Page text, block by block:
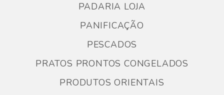
PADARIA LOJA
PANIFICAÇÃO
PESCADOS
PRATOS PRONTOS CONGELADOS
PRODUTOS ORIENTAIS